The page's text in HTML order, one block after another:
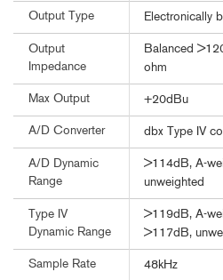
Output Type Electronically
Output
Impedance
Balanced
ohm
Max Output +20dBu
A/D Converter dbx Type IV
A/D Dynamic
Range
>114dB, A-
unweighted
Type IV
Dynamic Range
>119dB, A-
>117dB,
Sample Rate 48kHz